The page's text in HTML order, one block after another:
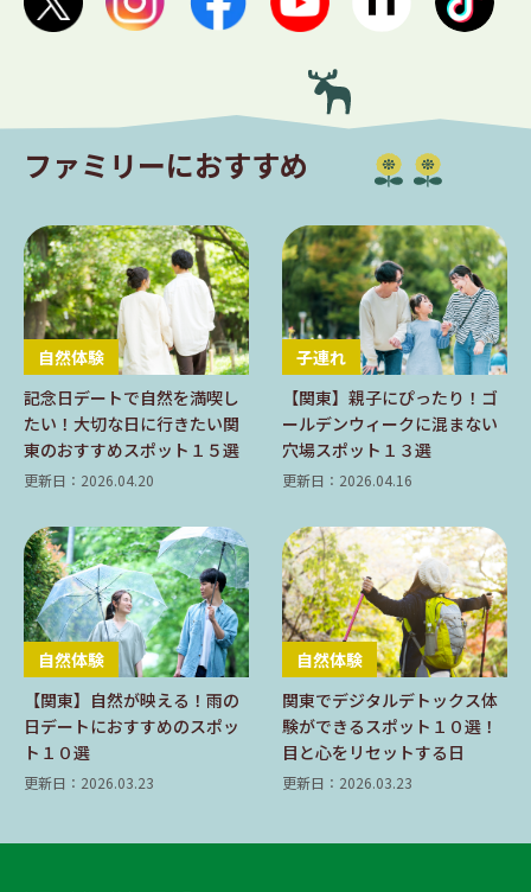
ファミリーにおすすめ
自然体験
記念日デートで自然を満喫し
たい！大切な日に行きたい関
東のおすすめスポット１５選
更新日：2026.04.20
子連れ
【関東】親子にぴったり！ゴ
ールデンウィークに混まない
穴場スポット１３選
更新日：2026.04.16
自然体験
【関東】自然が映える！雨の
日デートにおすすめのスポッ
ト１０選
更新日：2026.03.23
自然体験
関東でデジタルデトックス体
験ができるスポット１０選！
目と心をリセットする日
更新日：2026.03.23